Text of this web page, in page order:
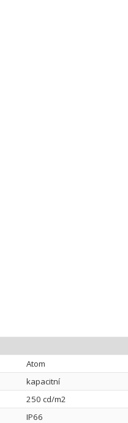
Atom
kapacitní
250 cd/m2
IP66